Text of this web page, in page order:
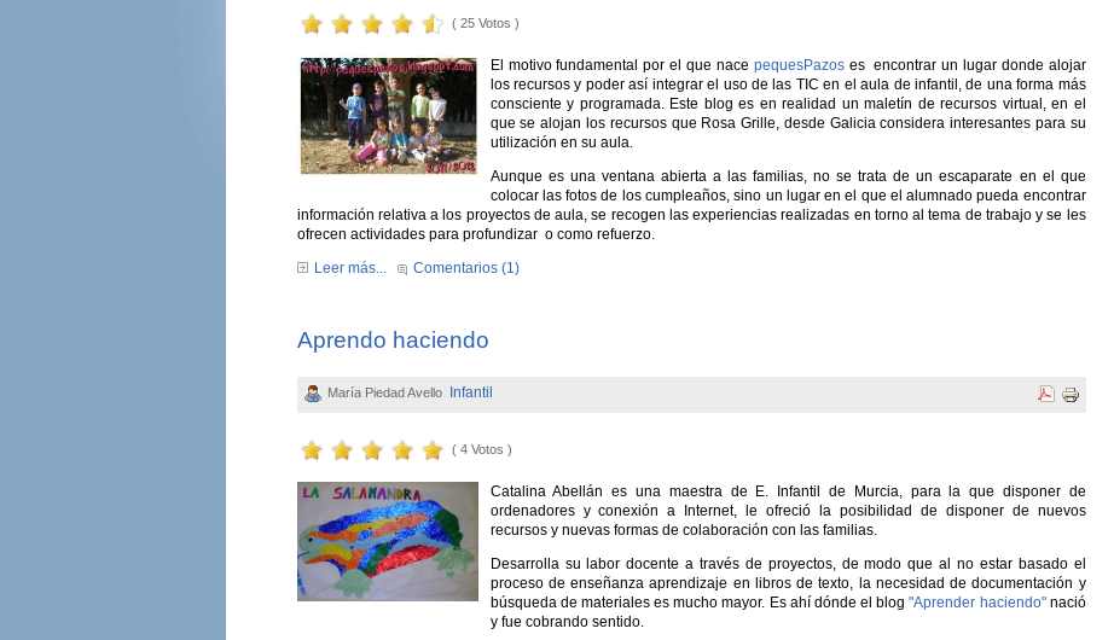
( 25 Votos )
El motivo fundamental por el que nace pequesPazoses encontrar un lugar donde alojar
los recursos y poder así integrar el uso de las TIC en el aula de infantil, de una forma más
consciente y programada. Este blog es en realidad un maletín de recursos virtual, en el
que se alojan los recursos que Rosa Grille, desde Galicia considera interesantes para su
utilización en su aula.
Aunque es una ventana abierta a las familias, no se trata de un escaparate en el que
colocar las fotos de los cumpleaños, sino un lugar en el que el alumnado pueda encontrar
información relativa a los proyectos de aula, se recogen las experiencias realizadas en torno al tema de trabajo y se les
ofrecen actividades para profundizar o como refuerzo.
Leer más...
Comentarios (1)
Aprendo haciendo
María Piedad Avello Infantil
( 4 Votos )
Catalina Abellán es una maestra de E. Infantil de Murcia, para la que disponer de
ordenadores y conexión a Internet, le ofreció la posibilidad de disponer de nuevos
recursos y nuevas formas de colaboración con las familias.
Desarrolla su labor docente a través de proyectos, de modo que al no estar basado el
proceso de enseñanza aprendizaje en libros de texto, la necesidad de documentación y
búsqueda de materiales es mucho mayor. Es ahí dónde el blog"Aprender haciendo" nació
y fue cobrando sentido.